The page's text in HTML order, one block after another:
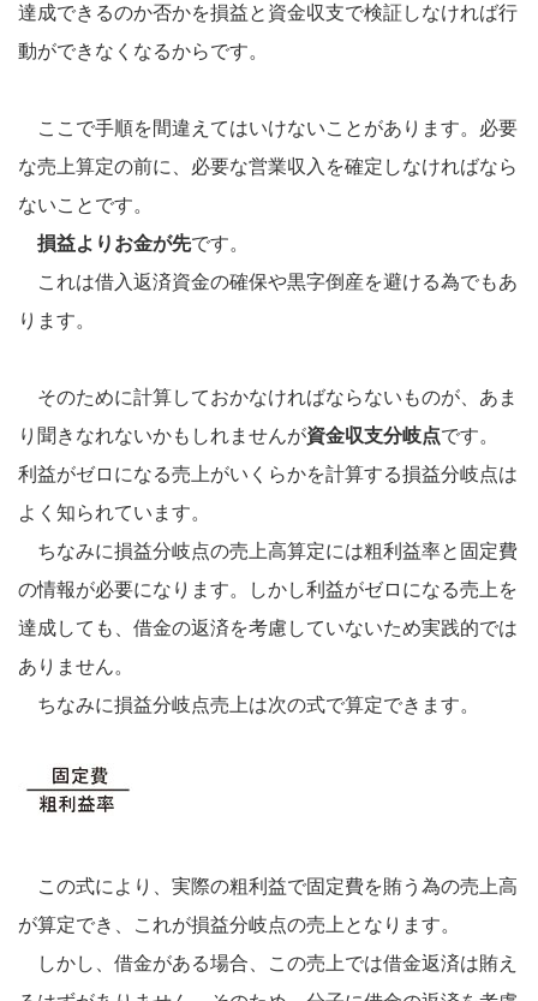
達成できるのか否かを損益と資金収支で検証しなければ行
動ができなくなるからです。
ここで手順を間違えてはいけないことがあります。必要
な売上算定の前に、必要な営業収入を確定しなければなら
ないことです。
損益よりお金が先です。
これは借入返済資金の確保や黒字倒産を避ける為でもあ
ります。
そのために計算しておかなければならないものが、あま
り聞きなれないかもしれませんが資金収支分岐点です。
利益がゼロになる売上がいくらかを計算する損益分岐点は
よく知られています。
ちなみに損益分岐点の売上高算定には粗利益率と固定費
の情報が必要になります。しかし利益がゼロになる売上を
達成しても、借金の返済を考慮していないため実践的では
ありません。
ちなみに損益分岐点売上は次の式で算定できます。
この式により、実際の粗利益で固定費を賄う為の売上高
が算定でき、これが損益分岐点の売上となります。
しかし、借金がある場合、この売上では借金返済は賄え